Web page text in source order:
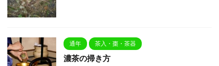
通年 茶入・棗・茶器
濃茶の掃き方